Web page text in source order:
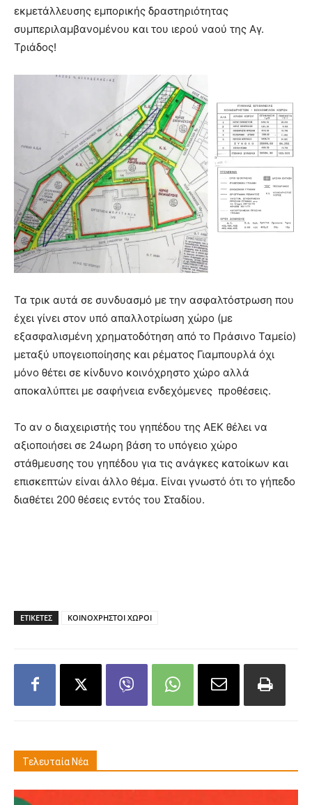
εκμετάλλευσης εμπορικής δραστηριότητας
συμπεριλαμβανομένου και του ιερού ναού της Αγ.
Τριάδος!
Τα τρικ αυτά σε συνδυασμό με την ασφαλτόστρωση που
έχει γίνει στον υπό απαλλοτρίωση χώρο (με
εξασφαλισμένη χρηματοδότηση από το Πράσινο Ταμείο)
μεταξύ υπογειοποίησης και ρέματος Γιαμπουρλά όχι
μόνο θέτει σε κίνδυνο κοινόχρηστο χώρο αλλά
αποκαλύπτει με σαφήνεια ενδεχόμενες προθέσεις.
Το αν ο διαχειριστής του γηπέδου της ΑΕΚ θέλει να
αξιοποιήσει σε 24ωρη βάση το υπόγειο χώρο
στάθμευσης του γηπέδου για τις ανάγκες κατοίκων και
επισκεπτών είναι άλλο θέμα. Είναι γνωστό ότι το γήπεδο
διαθέτει 200 θέσεις εντός του Σταδίου.
ΕΤΙΚΕΤΕΣ ΚΟΙΝΟΧΡΗΣΤΟΙ ΧΩΡΟΙ
Τελευταία Νέα